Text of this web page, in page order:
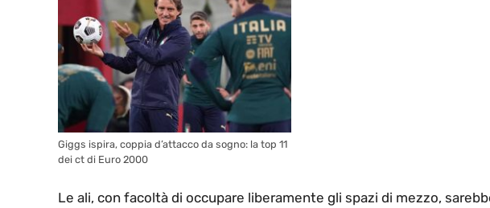
Giggs ispira, coppia d’attacco da sogno: la top 11
dei ct di Euro 2000
Le ali, con facoltà di occupare liberamente gli spazi di mezzo,